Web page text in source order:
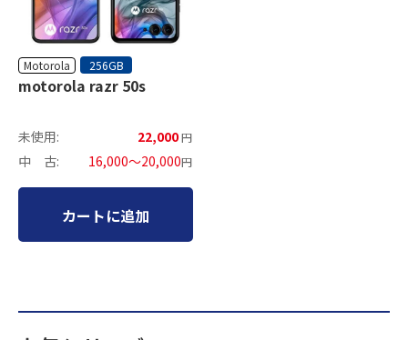
Motorola 256GB
motorola razr 50s
未使用: 22,000円
中 古: 16,000～20,000円
カートに追加